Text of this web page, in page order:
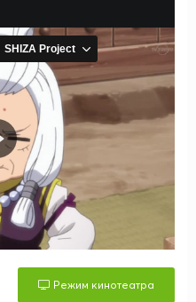
Режим кинотеатра